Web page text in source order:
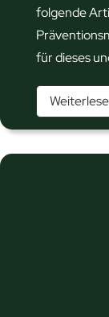
folgende
für dieses